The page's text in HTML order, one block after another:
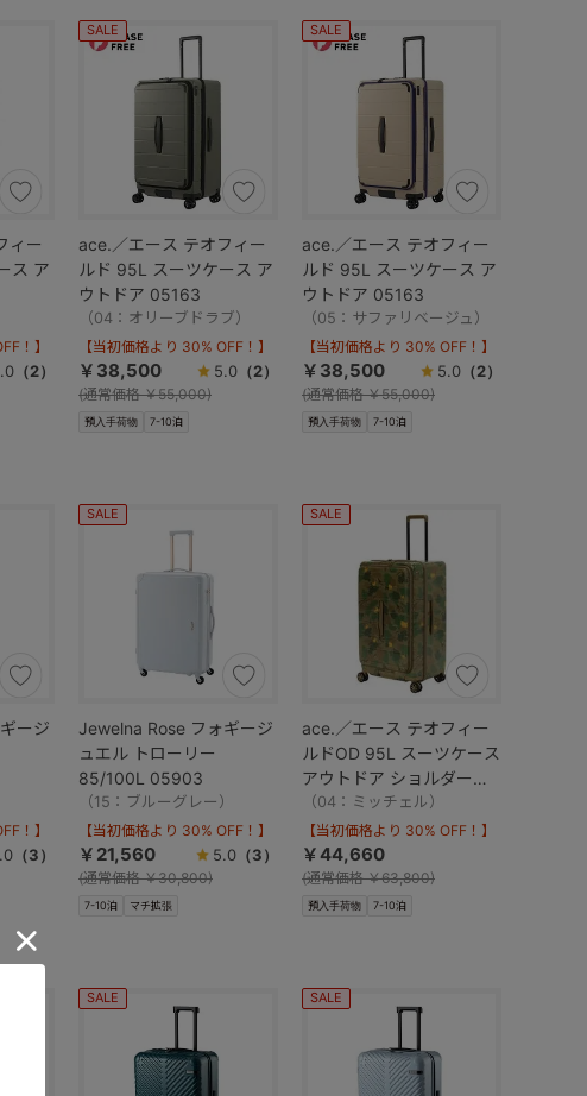
ィー
ス ア
！】
（2）
ace.／エース テオフィー
ルド 95L スーツケース ア
ウトドア 05163
（04：オリーブドラブ）
SALE
預入手荷物 7-10泊
【当初価格より 30% OFF！】
￥38,500
(通常価格￥55,000)
5.0 （2）
ace.／エース テオフィー
ルド 95L スーツケース ア
ウトドア 05163
（05：サファリベージュ）
SALE
預入手荷物 7-10泊
【当初価格より 30% OFF！】
￥38,500
(通常価格￥55,000)
5.0 （2）
ージ
！】
（3）
Jewelna Rose フォギージ
ュエル トローリー
85/100L 05903
（15：ブルーグレー）
SALE
7-10泊 マチ拡張
【当初価格より 30% OFF！】
￥21,560
(通常価格￥30,800)
5.0 （3）
ace.／エース テオフィー
ルドOD 95L スーツケース
アウトドア ショルダーバ
ッグ付属 09063
（04：ミッチェル）
SALE
預入手荷物 7-10泊
【当初価格より 30% OFF！】
￥44,660
(通常価格￥63,800)
SALE SALE